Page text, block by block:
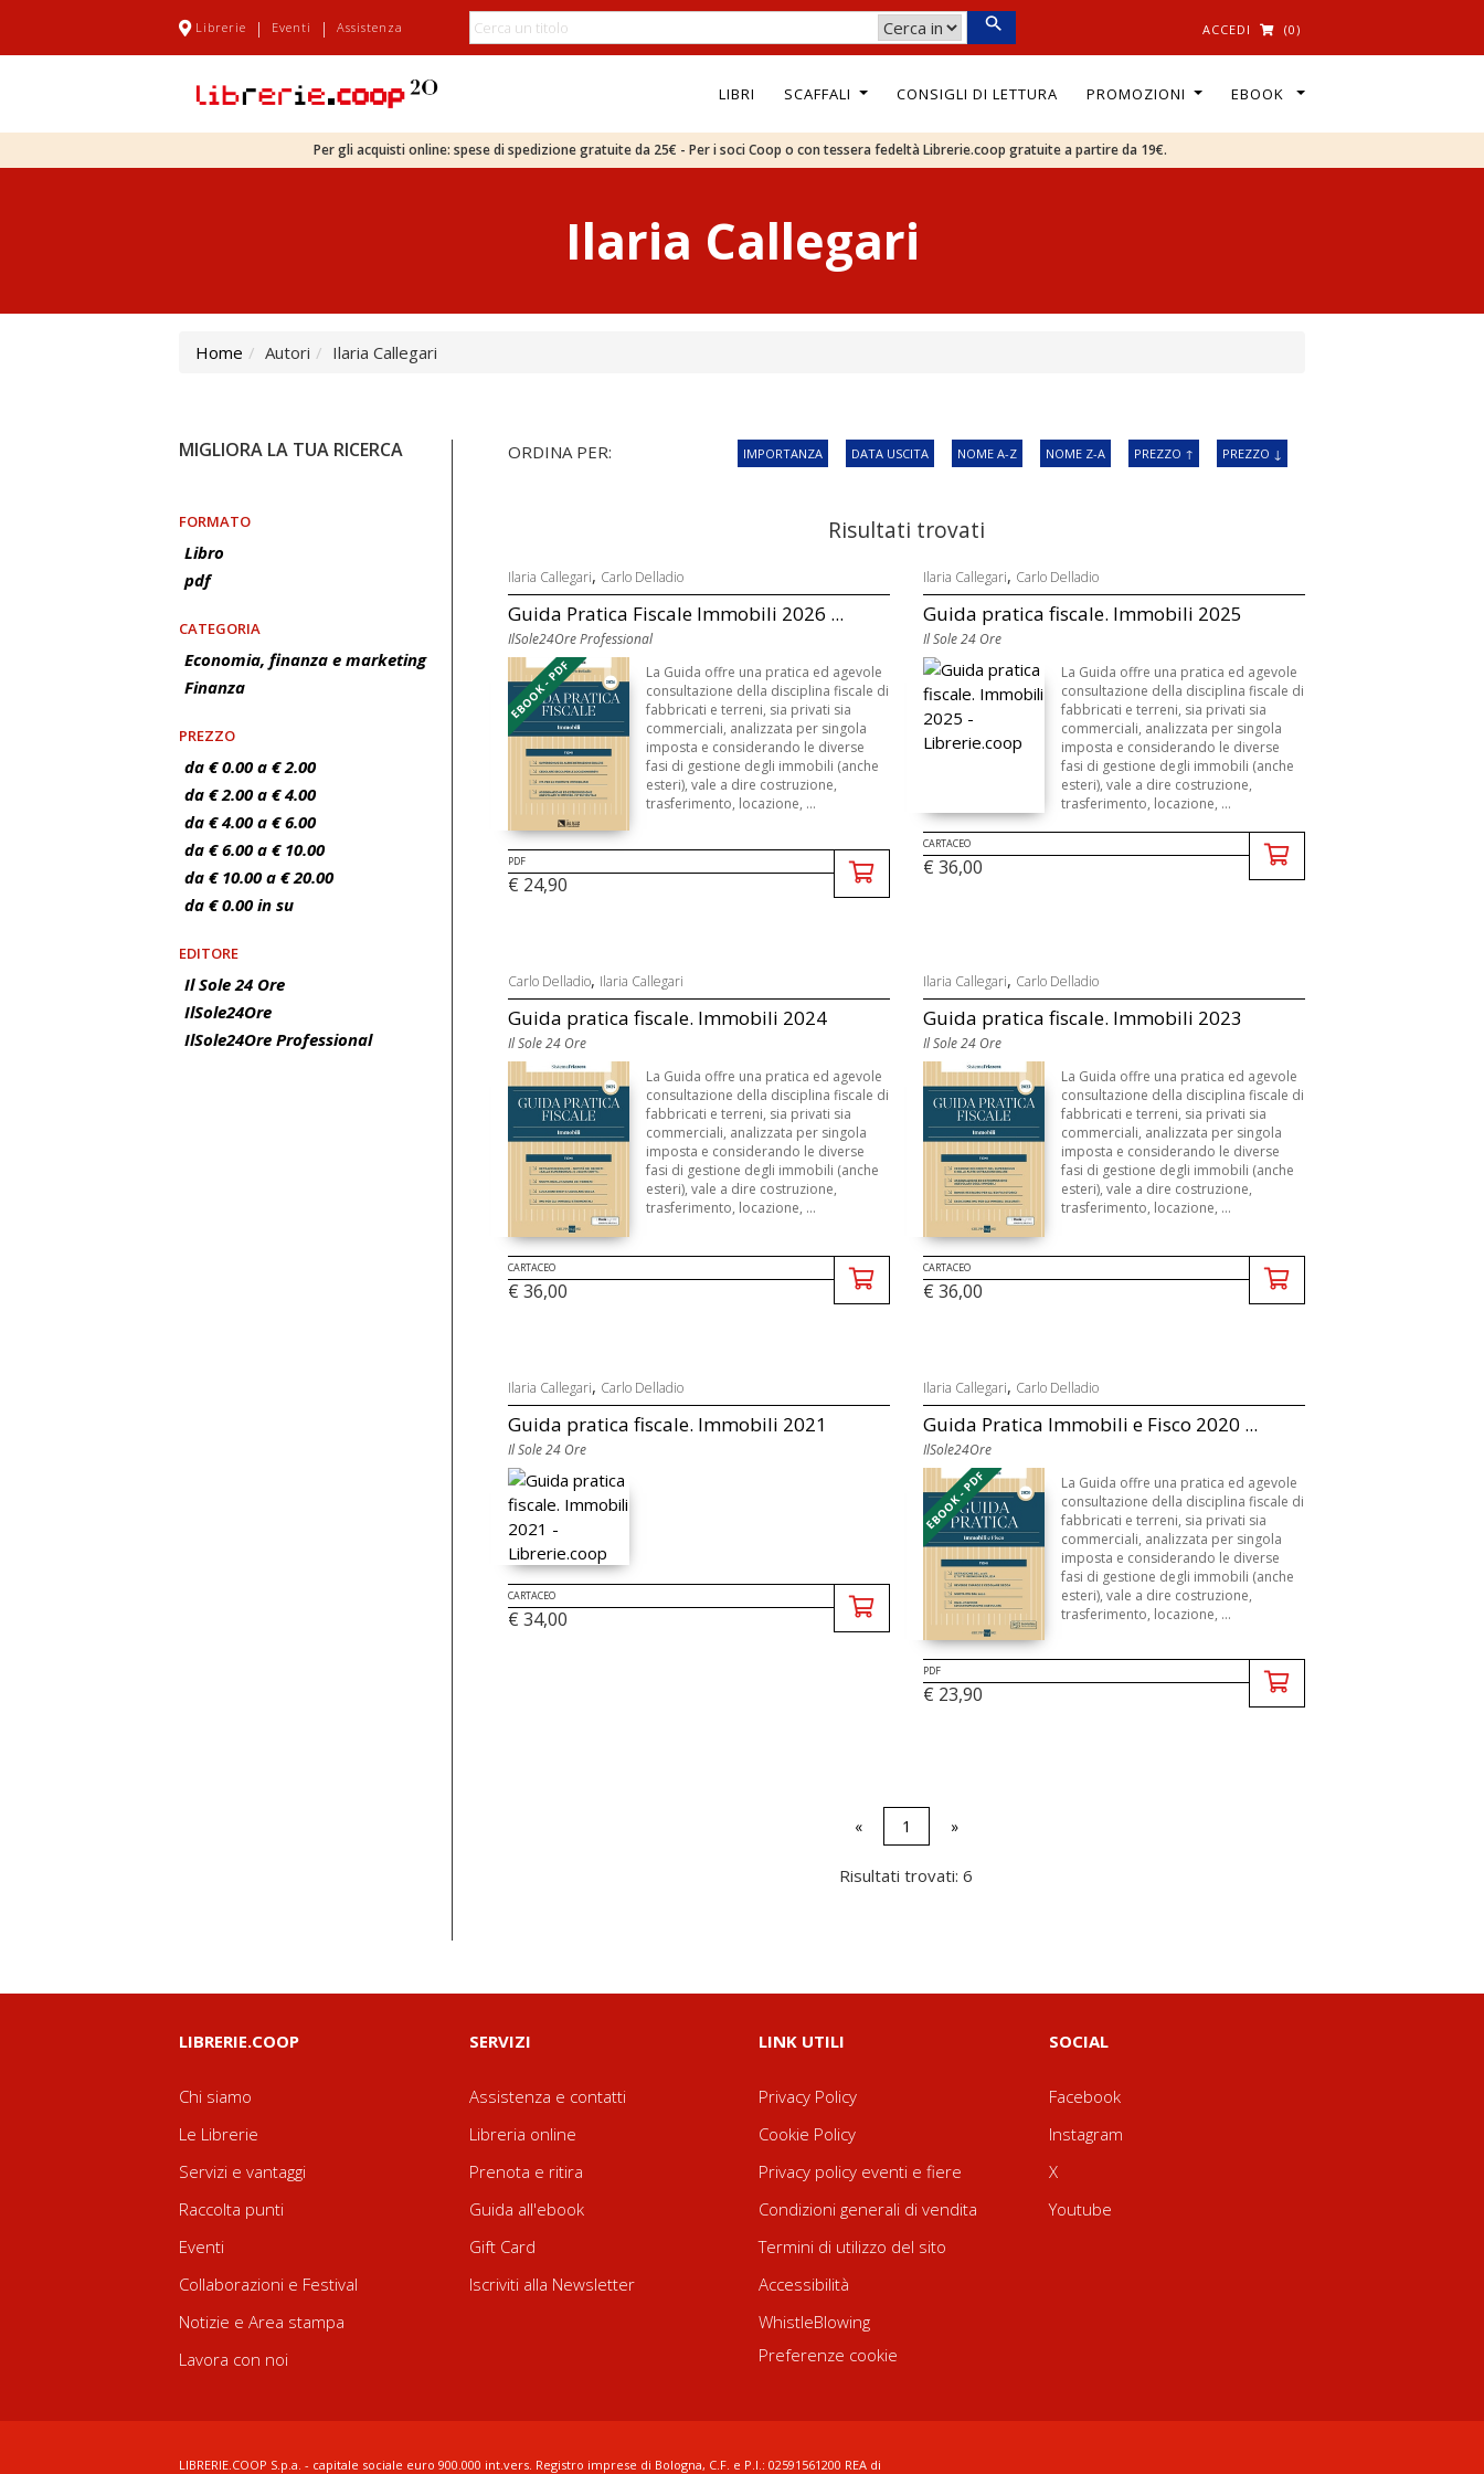
Librerie | Eventi | Assistenza ACCEDI (0)
LIBRI SCAFFALI CONSIGLI DI LETTURA PROMOZIONI EBOOK
Per gli acquisti online: spese di spedizione gratuite da 25€ - Per i soci Coop o con tessera fedeltà Librerie.coop gratuite a partire da 19€.
Ilaria Callegari
Home Autori Ilaria Callegari
MIGLIORA LA TUA RICERCA
FORMATO
Libro
pdf
CATEGORIA
Economia, finanza e marketing
Finanza
PREZZO
da € 0.00 a € 2.00
da € 2.00 a € 4.00
da € 4.00 a € 6.00
da € 6.00 a € 10.00
da € 10.00 a € 20.00
da € 0.00 in su
EDITORE
Il Sole 24 Ore
IlSole24Ore
IlSole24Ore Professional
ORDINA PER: IMPORTANZA DATA USCITA NOME A-Z NOME Z-A PREZZO ↑ PREZZO ↓
Risultati trovati
Ilaria Callegari, Carlo Delladio
Guida Pratica Fiscale Immobili 2026 ...
IlSole24Ore Professional
EBOOK - PDF
La Guida offre una pratica ed agevole
consultazione della disciplina fiscale di
fabbricati e terreni, sia privati sia
commerciali, analizzata per singola
imposta e considerando le diverse
fasi di gestione degli immobili (anche
esteri), vale a dire costruzione,
trasferimento, locazione, ...
PDF
€ 24,90
Ilaria Callegari, Carlo Delladio
Guida pratica fiscale. Immobili 2025
Il Sole 24 Ore
La Guida offre una pratica ed agevole
consultazione della disciplina fiscale di
fabbricati e terreni, sia privati sia
commerciali, analizzata per singola
imposta e considerando le diverse
fasi di gestione degli immobili (anche
esteri), vale a dire costruzione,
trasferimento, locazione, ...
CARTACEO
€ 36,00
Carlo Delladio, Ilaria Callegari
Guida pratica fiscale. Immobili 2024
Il Sole 24 Ore
La Guida offre una pratica ed agevole
consultazione della disciplina fiscale di
fabbricati e terreni, sia privati sia
commerciali, analizzata per singola
imposta e considerando le diverse
fasi di gestione degli immobili (anche
esteri), vale a dire costruzione,
trasferimento, locazione, ...
CARTACEO
€ 36,00
Ilaria Callegari, Carlo Delladio
Guida pratica fiscale. Immobili 2023
Il Sole 24 Ore
La Guida offre una pratica ed agevole
consultazione della disciplina fiscale di
fabbricati e terreni, sia privati sia
commerciali, analizzata per singola
imposta e considerando le diverse
fasi di gestione degli immobili (anche
esteri), vale a dire costruzione,
trasferimento, locazione, ...
CARTACEO
€ 36,00
Ilaria Callegari, Carlo Delladio
Guida pratica fiscale. Immobili 2021
Il Sole 24 Ore
CARTACEO
€ 34,00
Ilaria Callegari, Carlo Delladio
Guida Pratica Immobili e Fisco 2020 ...
IlSole24Ore
EBOOK - PDF
La Guida offre una pratica ed agevole
consultazione della disciplina fiscale di
fabbricati e terreni, sia privati sia
commerciali, analizzata per singola
imposta e considerando le diverse
fasi di gestione degli immobili (anche
esteri), vale a dire costruzione,
trasferimento, locazione, ...
PDF
€ 23,90
« 1 »
Risultati trovati: 6
LIBRERIE.COOP
Chi siamo
Le Librerie
Servizi e vantaggi
Raccolta punti
Eventi
Collaborazioni e Festival
Notizie e Area stampa
Lavora con noi
SERVIZI
Assistenza e contatti
Libreria online
Prenota e ritira
Guida all'ebook
Gift Card
Iscriviti alla Newsletter
LINK UTILI
Privacy Policy
Cookie Policy
Privacy policy eventi e fiere
Condizioni generali di vendita
Termini di utilizzo del sito
Accessibilità
WhistleBlowing
Preferenze cookie
SOCIAL
Facebook
Instagram
X
Youtube
LIBRERIE.COOP S.p.a. - capitale sociale euro 900.000 int.vers. Registro imprese di Bologna, C.F. e P.I.: 02591561200 REA di